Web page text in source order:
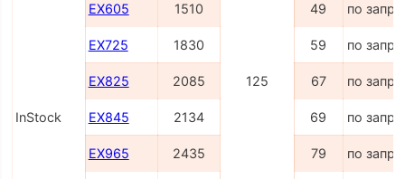
InStock
125
EX605 1510 49 по
EX725 1830 59 по
EX825 2085 67 по
EX845 2134 69 по
EX965 2435 79 по